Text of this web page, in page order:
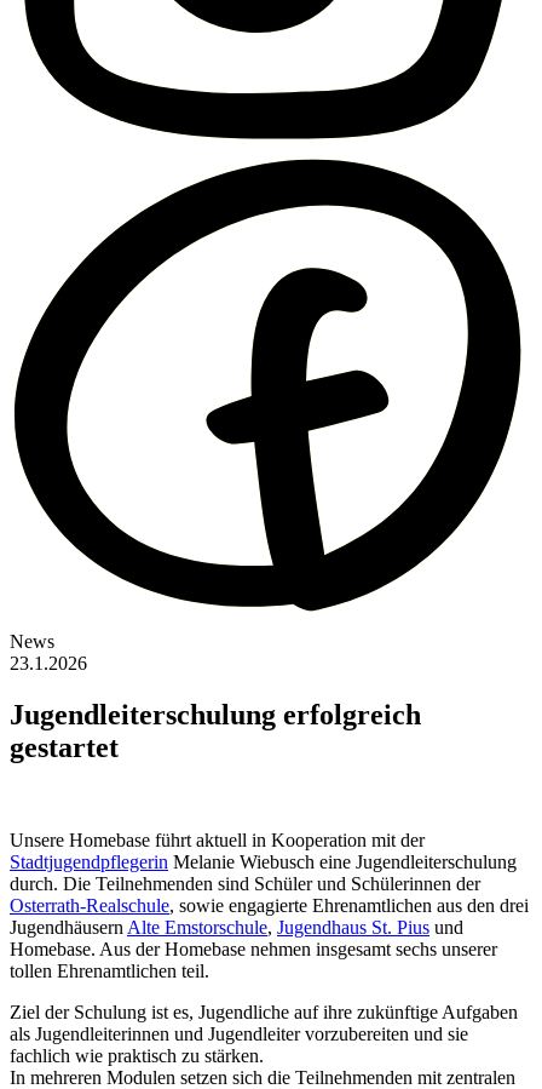
News
23.1.2026
Jugendleiterschulung erfolgreich
gestartet
Unsere Homebase führt aktuell in Kooperation mit der
Stadtjugendpflegerin Melanie Wiebusch eine Jugendleiterschulung
durch. Die Teilnehmenden sind Schüler und Schülerinnen der
Osterrath-Realschule, sowie engagierte Ehrenamtlichen aus den drei
Jugendhäusern Alte Emstorschule, Jugendhaus St. Pius und
Homebase. Aus der Homebase nehmen insgesamt sechs unserer
tollen Ehrenamtlichen teil.
Ziel der Schulung ist es, Jugendliche auf ihre zukünftige Aufgaben
als Jugendleiterinnen und Jugendleiter vorzubereiten und sie
fachlich wie praktisch zu stärken.
In mehreren Modulen setzen sich die Teilnehmenden mit zentralen